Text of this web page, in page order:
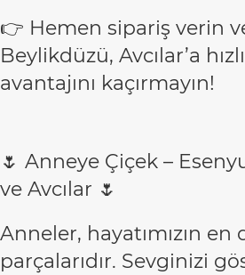
👉 Hemen sipariş verin
Beylikdüzü, Avcılar’a
avantajını kaçırmayın!
🌷 Anneye Çiçek –
ve Avcılar 🌷
Anneler, hayatımızın en
parçalarıdır. Sevginizi